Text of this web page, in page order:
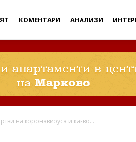
КОМЕНТАРИ АНАЛИЗИ
на коронавируса и какво...